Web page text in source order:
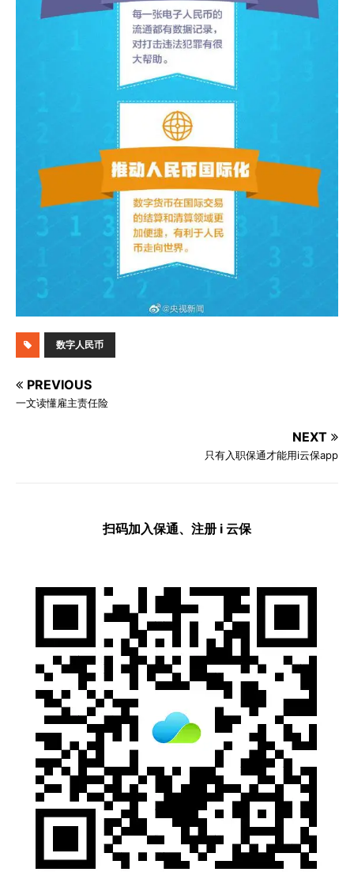
数字人民币
PREVIOUS
一文读懂雇主责任险
NEXT
只有入职保通才能用i云保app
扫码加入保通、注册 i 云保